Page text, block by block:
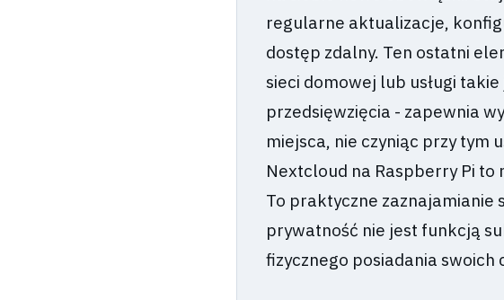
regularne aktualizacje,
dostęp zdalny. Ten ostatni
sieci domowej lub usługi
przedsięwzięcia - zapewnia
miejsca, nie czyniąc przy tym
Nextcloud na Raspberry Pi
To praktyczne zaznajamianie
prywatność nie jest funkcją
fizycznego posiadania swoich